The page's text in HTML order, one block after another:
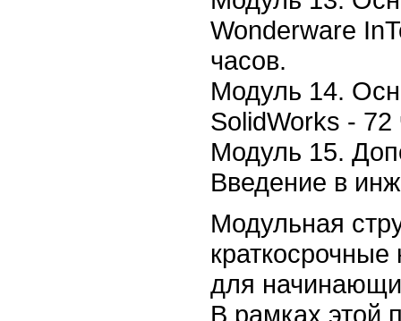
Wonderware
часов.
Модуль 14.
SolidWorks - 72
Модуль 15.
Введение в
Модульная
краткосрочные
для
В рамках этой